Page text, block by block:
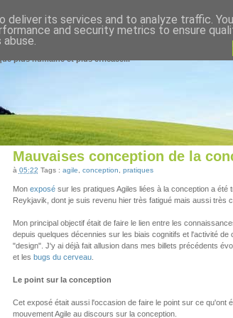
plus humaine et plus efficace...
Mauvaises conception de la
à 05:22 Tags : agile conception pratiques
Mon exposésur les pratiques Agiles liées à la conception a été
Reykjavik, dont je suis revenu hier très fatigué mais aussi très
Mon principal objectif était de faire le lien entre les
depuis quelques décennies sur les biais cognitifs et l'activité de
"design". J'y ai déjà fait allusion dans mes billets précédents
et les bugs du cerveau.
Le point sur la conception
Cet exposé était aussi l'occasion de faire le point sur ce qu'ont
mouvement Agile au discours sur la conception.
its services and to analyze traffic.
and security metrics to ensure